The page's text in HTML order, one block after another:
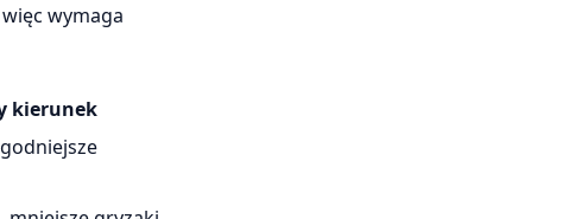
wymaga
kierunek